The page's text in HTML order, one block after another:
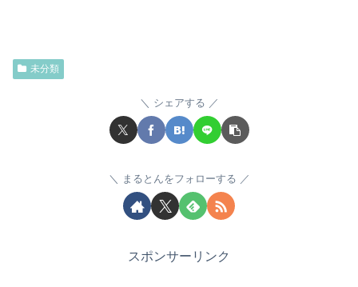
未分類
シェアする
まるとんをフォローする
スポンサーリンク